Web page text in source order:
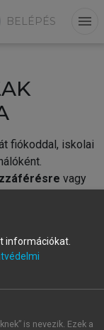
BELÉPÉS menu
fiókoddal, iskolai
vagy
fiókot.
információkat.
is nevezik. Ezek a